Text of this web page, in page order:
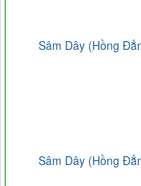
Sâm Dây (Hồng
Sâm Dây (Hồng